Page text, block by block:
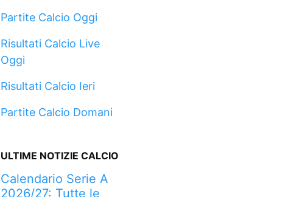
Partite Calcio Oggi
Risultati Calcio Live
Oggi
Risultati Calcio Ieri
Partite Calcio Domani
ULTIME NOTIZIE CALCIO
Calendario Serie A
2026/27: Tutte le